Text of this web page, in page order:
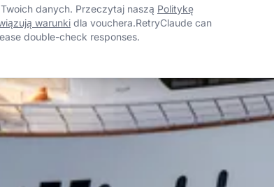
danych. Przeczytaj naszą Politykę
warunki dla vouchera.RetryClaude can
double-check responses.